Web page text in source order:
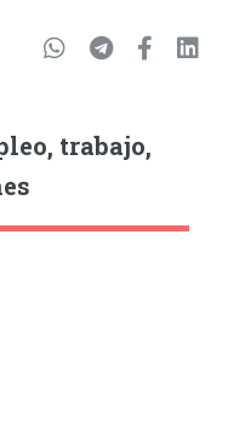
trabajo,